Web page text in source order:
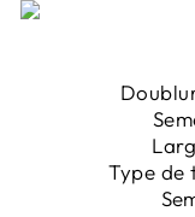
Type de